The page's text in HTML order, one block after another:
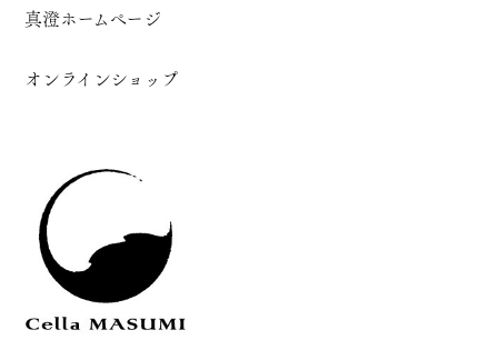
真澄ホームページ
オンラインショップ